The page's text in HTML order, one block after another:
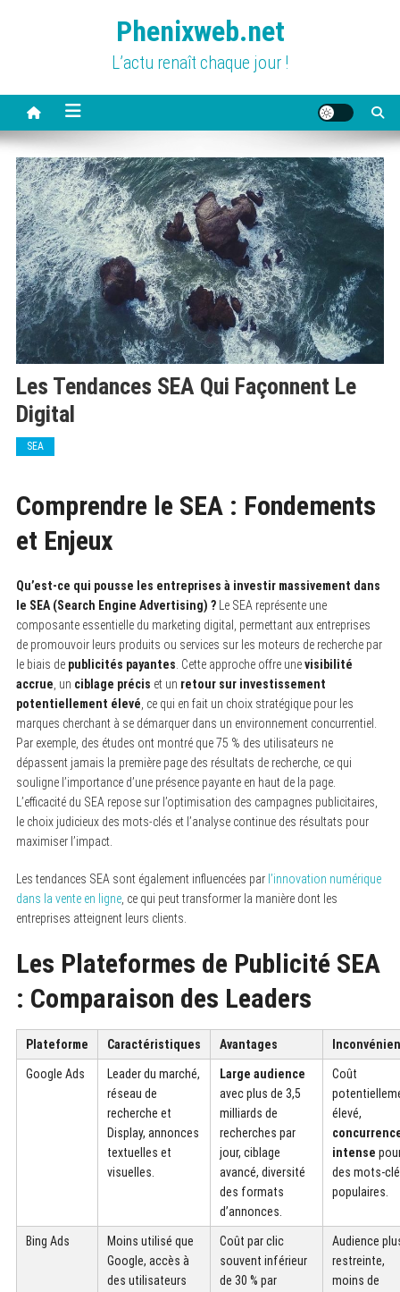
Phenixweb.net
L’actu renaît chaque jour !
Les Tendances SEA Qui Façonnent Le
Digital
SEA
Comprendre le SEA : Fondements
et Enjeux
Qu’est-ce qui pousse les entreprises à investir massivement dans
le SEA (Search Engine Advertising) ?Le SEA représente une
composante essentielle du marketing digital, permettant aux entreprises
de promouvoir leurs produits ou services sur les moteurs de recherche par
le biais de publicités payantes. Cette approche offre unevisibilité
accrue, un ciblage précis et un retour sur investissement
potentiellement élevé, ce qui en fait un choix stratégique pour les
marques cherchant à se démarquer dans un environnement concurrentiel.
Par exemple, des études ont montré que 75 % des utilisateurs ne
dépassent jamais la première page des résultats de recherche, ce qui
souligne l’importance d’une présence payante en haut de la page.
L’efficacité du SEA repose sur l’optimisation des campagnes publicitaires,
le choix judicieux des mots-clés et l’analyse continue des résultats pour
maximiser l’impact.
Les tendances SEA sont également influencées par l’innovation numérique
dans la vente en ligne, ce qui peut transformer la manière dont les
entreprises atteignent leurs clients.
Les Plateformes de Publicité SEA
: Comparaison des Leaders
Plateforme Caractéristiques Avantages
Google Ads
Leader du marché,
réseau de
recherche et
Display, annonces
textuelles et
visuelles.
Large audience
avec plus de 3,5
milliards de
recherches par
jour, ciblage
avancé, diversité
des formats
d’annonces.
Coût
élevé,
intense
des mots-
populaires.
Bing Ads
Moins utilisé que
Google, accès à
des utilisateurs
Coût par clic
souvent inférieur
de 30 % par
Audience
restreinte,
moins de